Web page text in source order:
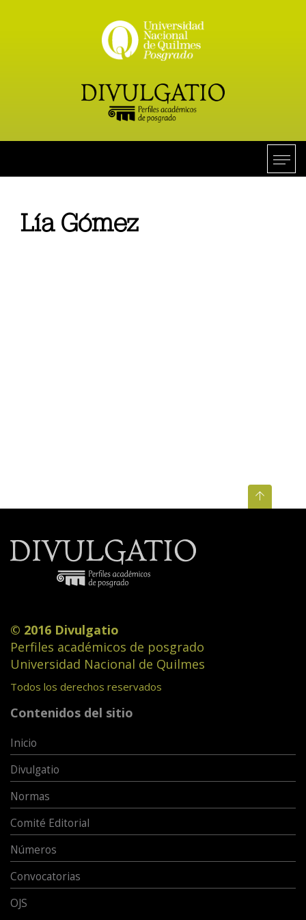
Lía Gómez
© 2016 Divulgatio
Perfiles académicos de posgrado
Universidad Nacional de Quilmes
Todos los derechos reservados
Contenidos del sitio
Inicio
Divulgatio
Normas
Comité Editorial
Números
Convocatorias
OJS